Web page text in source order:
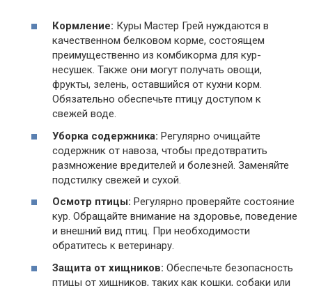
Кормление: Куры Мастер Грей нуждаются в
качественном белковом корме, состоящем
преимущественно из комбикорма для кур-
несушек. Также они могут получать овощи,
фрукты, зелень, оставшийся от кухни корм.
Обязательно обеспечьте птицу доступом к
свежей воде.
Уборка содержника: Регулярно очищайте
содержник от навоза, чтобы предотвратить
размножение вредителей и болезней. Заменяйте
подстилку свежей и сухой.
Осмотр птицы: Регулярно проверяйте состояние
кур. Обращайте внимание на здоровье, поведение
и внешний вид птиц. При необходимости
обратитесь к ветеринару.
Защита от хищников: Обеспечьте безопасность
птицы от хищников, таких как кошки, собаки или